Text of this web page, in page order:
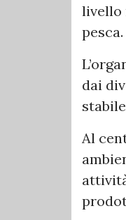
livello
pesca.
dai
Al